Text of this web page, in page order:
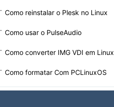
· Como reinstalar o Plesk no Linux
· Como usar o PulseAudio
· Como converter IMG VDI em Linux
· Como formatar Com PCLinuxOS